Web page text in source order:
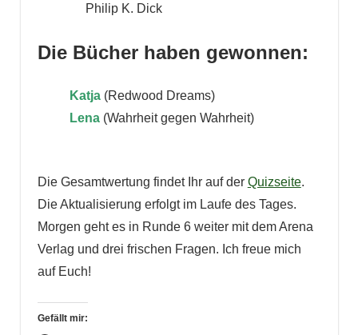
Philip K. Dick
Die Bücher haben gewonnen:
Katja(Redwood Dreams)
Lena (Wahrheit gegen Wahrheit)
Die Gesamtwertung findet Ihr auf der Quizseite.
Die Aktualisierung erfolgt im Laufe des Tages.
Morgen geht es in Runde 6 weiter mit dem Arena
Verlag und drei frischen Fragen. Ich freue mich
auf Euch!
Gefällt mir: